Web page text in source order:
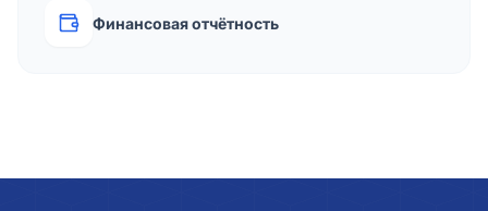
Финансовая отчётность